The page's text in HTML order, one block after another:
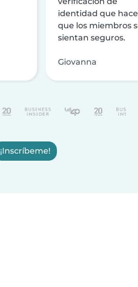
identidad que
que los miembros
sientan seguros.
Giovanna
¡Inscríbeme!